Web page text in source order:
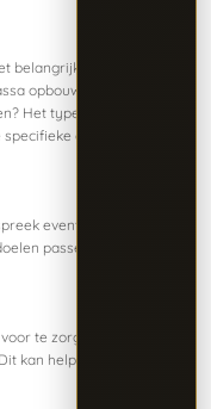
belangrijk om te weten
opbouwen, vet
Het type en de dosering
doelstellingen.
eventueel met een
passen.
te zorgen dat je
kan helpen om mogelijke